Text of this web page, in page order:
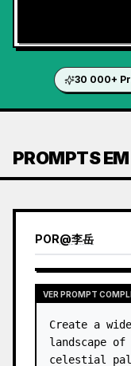
30 000+
PROMPTS
POR@李岳
VER PROMPT
Create a
landscape of
celestial